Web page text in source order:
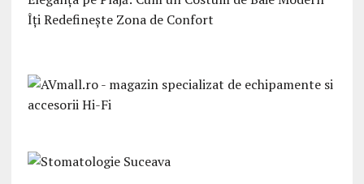
Îți Redefinește Zona de Confort